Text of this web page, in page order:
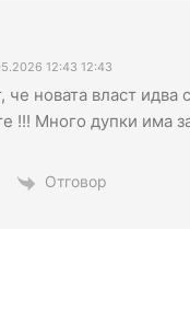
12:43 12:43
че новата власт идва
!!! Много дупки има
Отговор